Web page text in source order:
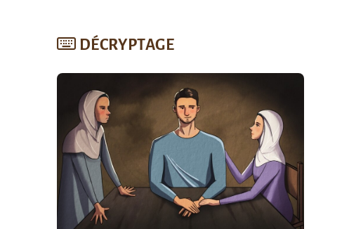
DÉCRYPTAGE